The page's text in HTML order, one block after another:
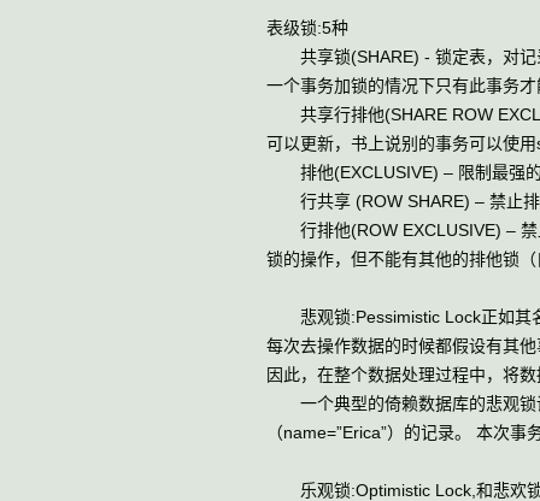
表级锁:5种
共享锁(SHARE) - 锁定表，对记
一个事务加锁的情况下只有此事务
共享行排他(SHARE ROW
可以更新，书上说别的事务可以使
排他(EXCLUSIVE) – 限制最强的
行共享 (ROW SHARE) – 禁止排
行排他(ROW EXCLUSIVE) – 禁
锁的操作，但不能有其他的排他锁
悲观锁:Pessimistic Lock正如其名
每次去操作数据的时候都假设有其
因此，在整个数据处理过程中，将
一个典型的倚赖数据库的悲观锁
（name=”Erica”）的记录。 本次
乐观锁:Optimistic Lock,和悲欢锁